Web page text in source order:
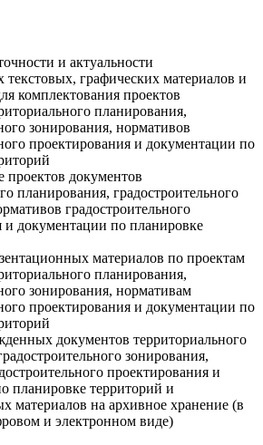
и актуальности
текстовых, графических материалов и
комплектования проектов
планирования,
зонирования, нормативов
проектирования и документации по
проектов документов
планирования, градостроительного
градостроительного
и документации по планировке
материалов по проектам
планирования,
зонирования, нормативам
проектирования и документации по
документов территориального
зонирования,
проектирования и
планировке территорий и
материалов на архивное хранение (в
и электронном виде)